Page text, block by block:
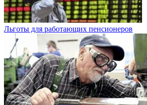
Льготы для работающих пенсионеров